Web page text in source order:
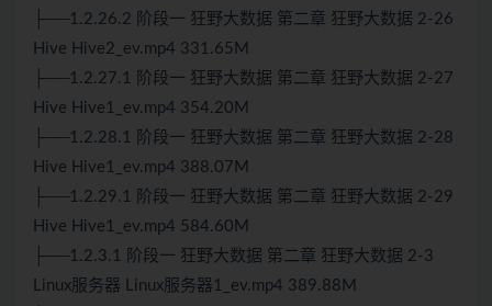
├──1.2.26.2 阶段一 狂野大数据 第二章 狂野大数据 2-26
Hive Hive2_ev.mp4 331.65M
├──1.2.27.1 阶段一 狂野大数据 第二章 狂野大数据 2-27
Hive Hive1_ev.mp4 354.20M
├──1.2.28.1 阶段一 狂野大数据 第二章 狂野大数据 2-28
Hive Hive1_ev.mp4 388.07M
├──1.2.29.1 阶段一 狂野大数据 第二章 狂野大数据 2-29
Hive Hive1_ev.mp4 584.60M
├──1.2.3.1 阶段一 狂野大数据 第二章 狂野大数据 2-3
Linux服务器 Linux服务器1_ev.mp4 389.88M